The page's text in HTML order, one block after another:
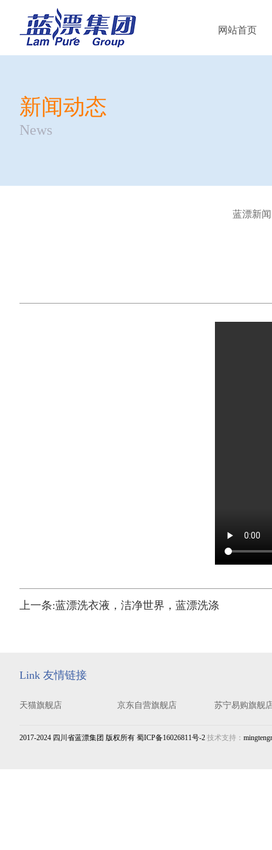
网站首页
新闻动态
News
蓝漂新闻
上一条:蓝漂洗衣液，洁净世界，蓝漂洗涤
Link 友情链接
天猫旗舰店 京东自营旗舰店 苏宁易购旗舰
2017-2024 四川省蓝漂集团 版权所有 蜀ICP备16026811号-2 技术支持：